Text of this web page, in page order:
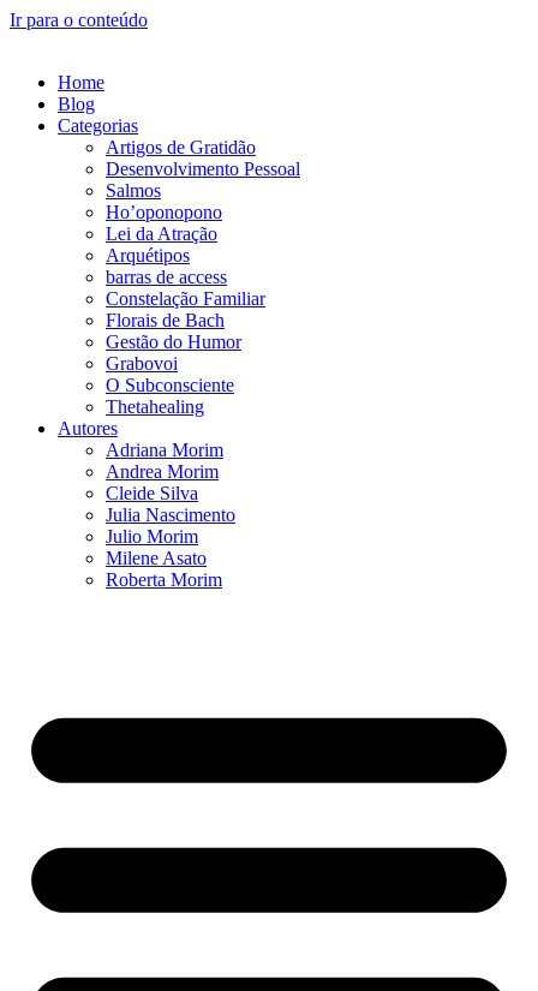
Ir para o conteúdo
Home
Blog
Categorias
Artigos de Gratidão
Desenvolvimento Pessoal
Salmos
Ho’oponopono
Lei da Atração
Arquétipos
barras de access
Constelação Familiar
Florais de Bach
Gestão do Humor
Grabovoi
O Subconsciente
Thetahealing
Autores
Adriana Morim
Andrea Morim
Cleide Silva
Julia Nascimento
Julio Morim
Milene Asato
Roberta Morim